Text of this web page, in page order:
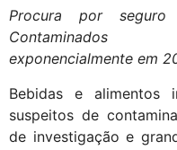
Procura por seguro
Contaminados
exponencialmente em
Bebidas e alimentos
suspeitos de
de investigação e